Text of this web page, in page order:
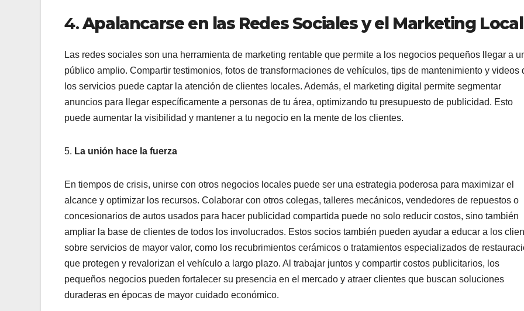
4.Apalancarse en las Redes Sociales y el Marketing Local
Las redes sociales son una herramienta de marketing rentable que permite a los negocios pequeños llegar a
público amplio. Compartir testimonios, fotos de transformaciones de vehículos, tips de mantenimiento y videos
los servicios puede captar la atención de clientes locales. Además, el marketing digital permite segmentar
anuncios para llegar específicamente a personas de tu área, optimizando tu presupuesto de publicidad. Esto
puede aumentar la visibilidad y mantener a tu negocio en la mente de los clientes.
5. La unión hace la fuerza
En tiempos de crisis, unirse con otros negocios locales puede ser una estrategia poderosa para maximizar el
alcance y optimizar los recursos. Colaborar con otros colegas, talleres mecánicos, vendedores de repuestos o
concesionarios de autos usados para hacer publicidad compartida puede no solo reducir costos, sino también
ampliar la base de clientes de todos los involucrados. Estos socios también pueden ayudar a educar a los
sobre servicios de mayor valor, como los recubrimientos cerámicos o tratamientos especializados de
que protegen y revalorizan el vehículo a largo plazo. Al trabajar juntos y compartir costos publicitarios, los
pequeños negocios pueden fortalecer su presencia en el mercado y atraer clientes que buscan soluciones
duraderas en épocas de mayor cuidado económico.